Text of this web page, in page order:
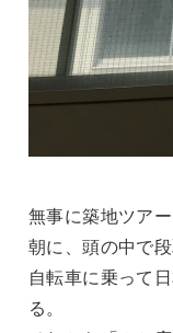
無事に築地ツア
朝に、頭の中で
自転車に乗って
る。